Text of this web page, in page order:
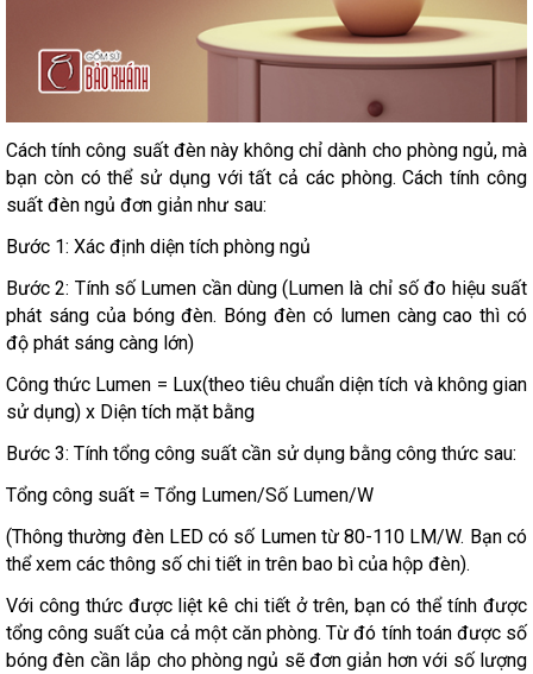
Cách tính công suất đèn này không chỉ dành cho phòng ngủ, mà
bạn còn có thể sử dụng với tất cả các phòng. Cách tính công
suất đèn ngủ đơn giản như sau:
Bước 1: Xác định diện tích phòng ngủ
Bước 2: Tính số Lumen cần dùng (Lumen là chỉ số đo hiệu suất
phát sáng của bóng đèn. Bóng đèn có lumen càng cao thì có
độ phát sáng càng lớn)
Công thức Lumen = Lux(theo tiêu chuẩn diện tích và không gian
sử dụng) x Diện tích mặt bằng
Bước 3: Tính tổng công suất cần sử dụng bằng công thức sau:
Tổng công suất = Tổng Lumen/Số Lumen/W
(Thông thường đèn LED có số Lumen từ 80-110 LM/W. Bạn có
thể xem các thông số chi tiết in trên bao bì của hộp đèn).
Với công thức được liệt kê chi tiết ở trên, bạn có thể tính được
tổng công suất của cả một căn phòng. Từ đó tính toán được số
bóng đèn cần lắp cho phòng ngủ sẽ đơn giản hơn với số lượng